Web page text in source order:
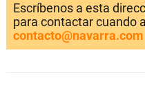
Escríbenos a esta
para contactar cuando
contacto@navarra.com